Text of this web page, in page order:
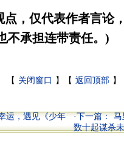
点，仅代表作者言论
不承担连带责任。)
【 关闭窗口 】【 返回顶部
运，遇见《少年
·下一篇： 马
数十起谋杀